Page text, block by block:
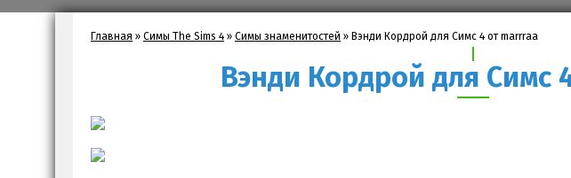
Главная » Симы The Sims 4 » Симы знаменитостей » Вэнди Кордрой для Симс 4 от marrraa
Вэнди Кордрой для Симс